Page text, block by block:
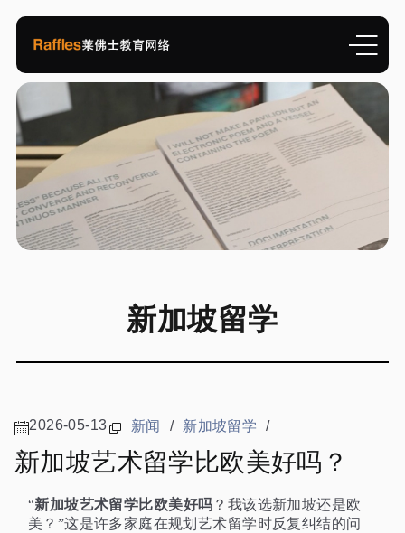
新加坡留学
2026-05-13 新闻 / 新加坡留学 /
新加坡艺术留学比欧美好吗？
“新加坡艺术留学比欧美好吗 ？我该选新加坡还是欧
美？”这是许多家庭在规划艺术留学时反复纠结的问